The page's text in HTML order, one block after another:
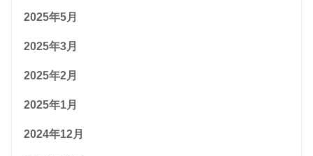
2025年5月
2025年3月
2025年2月
2025年1月
2024年12月